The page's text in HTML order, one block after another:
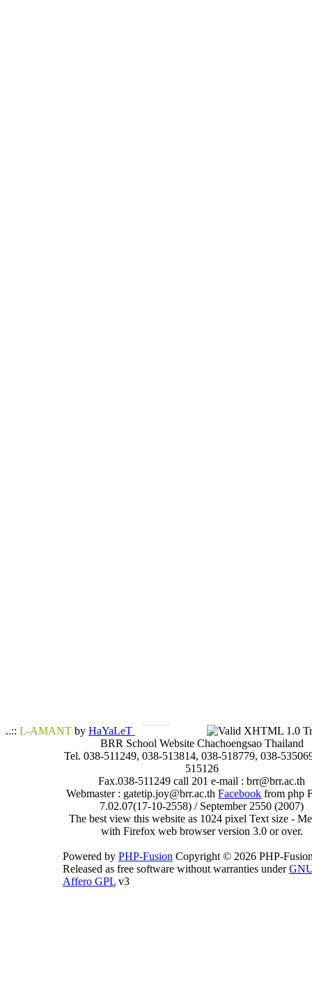
..:: L-AMANT by HaYaLeT
BRR School Website Chachoengsao Thailand
Tel. 038-511249, 038-513814, 038-518779, 038-
515126
Fax.038-511249 call 201 e-mail : brr@brr.ac.th
Webmaster : gatetip.joy@brr.ac.thFacebook from php
7.02.07(17-10-2558) / September 2550 (2007)
The best view this website as 1024 pixel Text size -
with Firefox web browser version 3.0 or over.
Powered by PHP-Fusion Copyright © 2026 PHP-
Released as free software without warranties under
Affero GPL v3